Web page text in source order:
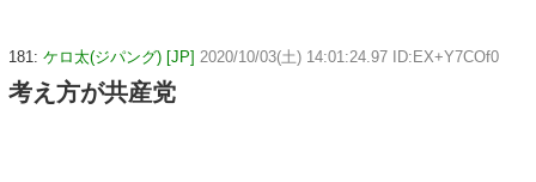
181: ケロ太(ジパング) [JP] 2020/10/03(土) 14:01:24.97 ID:EX+Y7COf0
考え方が共産党